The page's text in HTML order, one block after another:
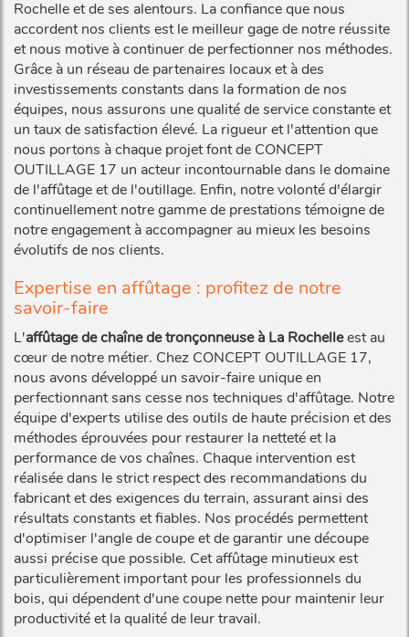
Rochelle et de ses alentours. La confiance que nous
accordent nos clients est le meilleur gage de notre réussite
et nous motive à continuer de perfectionner nos méthodes.
Grâce à un réseau de partenaires locaux et à des
investissements constants dans la formation de nos
équipes, nous assurons une qualité de service constante et
un taux de satisfaction élevé. La rigueur et l'attention que
nous portons à chaque projet font de CONCEPT
OUTILLAGE 17 un acteur incontournable dans le domaine
de l'affûtage et de l'outillage. Enfin, notre volonté d'élargir
continuellement notre gamme de prestations témoigne de
notre engagement à accompagner au mieux les besoins
évolutifs de nos clients.
Expertise en affûtage : profitez de notre
savoir-faire
L'affûtage de chaîne de tronçonneuse à La Rochelleest au
cœur de notre métier. Chez CONCEPT OUTILLAGE 17,
nous avons développé un savoir-faire unique en
perfectionnant sans cesse nos techniques d'affûtage. Notre
équipe d'experts utilise des outils de haute précision et des
méthodes éprouvées pour restaurer la netteté et la
performance de vos chaînes. Chaque intervention est
réalisée dans le strict respect des recommandations du
fabricant et des exigences du terrain, assurant ainsi des
résultats constants et fiables. Nos procédés permettent
d'optimiser l'angle de coupe et de garantir une découpe
aussi précise que possible. Cet affûtage minutieux est
particulièrement important pour les professionnels du
bois, qui dépendent d'une coupe nette pour maintenir leur
productivité et la qualité de leur travail.